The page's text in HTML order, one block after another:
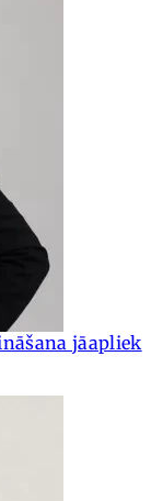
jāapliek